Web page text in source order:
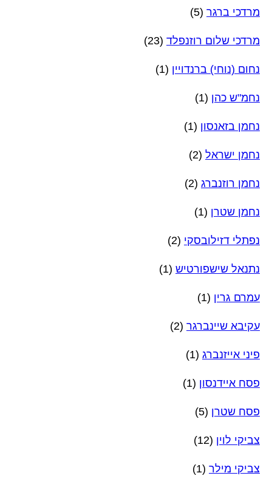
מרדכי ברגר (5)
מרדכי שלום רוזנפלד (23)
נחום (נוחי) ברנדויין (1)
נחמ"ש כהן (1)
נחמן בזאנסון (1)
נחמן ישראל (2)
נחמן רוזנברג (2)
נחמן שטרן (1)
נפתלי דזילובסקי (2)
נתנאל שישפורטיש (1)
עמרם גרין (1)
עקיבא שיינברגר (2)
פיני אייזנברג (1)
פסח איידנסון (1)
פסח שטרן (5)
צביקי לוין (12)
צביקי מילר (1)